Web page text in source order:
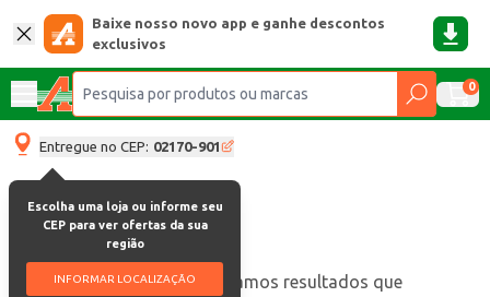
Baixe nosso novo app e ganhe descontos
exclusivos
0
Entregue no CEP: 02170-901
Escolha uma loja ou informe seu
CEP para ver ofertas da sua
região
INFORMAR LOCALIZAÇÃO
oops, não encontramos resultados que